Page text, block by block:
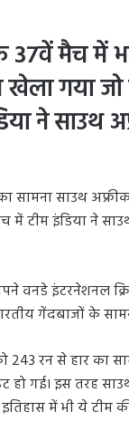
मैच में
गया
ने साउथ
सामना साउथ
में टीम इंडिया ने
वनडे इंटरनेशनल
गेंदबाजों के
रन से हार का
गई। इस तरह
में भी ये टीम